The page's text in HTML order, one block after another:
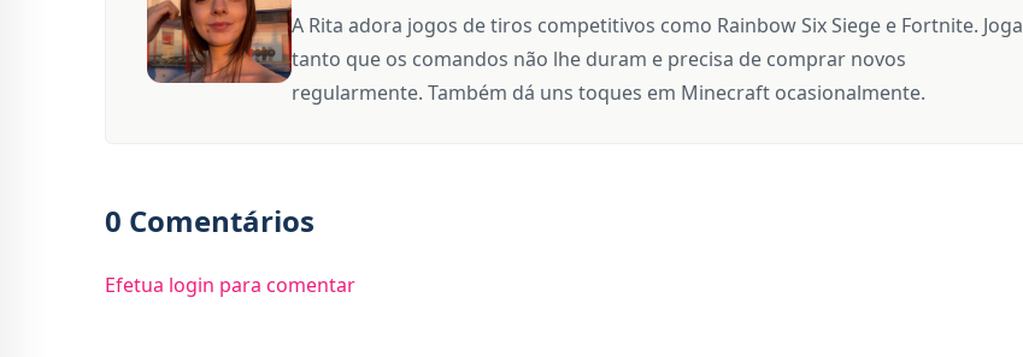
A Rita adora jogos de tiros competitivos como Rainbow Six Siege e Fortnite. Joga
tanto que os comandos não lhe duram e precisa de comprar novos
regularmente. Também dá uns toques em Minecraft ocasionalmente.
0 Comentários
Efetua login para comentar